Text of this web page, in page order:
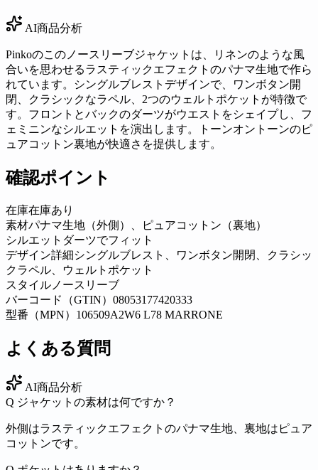
AI商品分析
Pinkoのこのノースリーブジャケットは、リネンのような風
合いを思わせるラスティックエフェクトのパナマ生地で作ら
れています。シングルブレストデザインで、ワンボタン開
閉、クラシックなラペル、2つのウェルトポケットが特徴で
す。フロントとバックのダーツがウエストをシェイプし、フ
ェミニンなシルエットを演出します。トーンオントーンのピ
ュアコットン裏地が快適さを提供します。
確認ポイント
在庫在庫あり
素材パナマ生地（外側）、ピュアコットン（裏地）
シルエット ダーツでフィット
デザイン詳細シングルブレスト、ワンボタン開閉、クラシッ
クラペル、ウェルトポケット
スタイル ノースリーブ
バーコード（GTIN） 08053177420333
型番（MPN） 106509A2W6 L78 MARRONE
よくある質問
AI商品分析
Q ジャケットの素材は何ですか？
外側はラスティックエフェクトのパナマ生地、裏地はピュア
コットンです。